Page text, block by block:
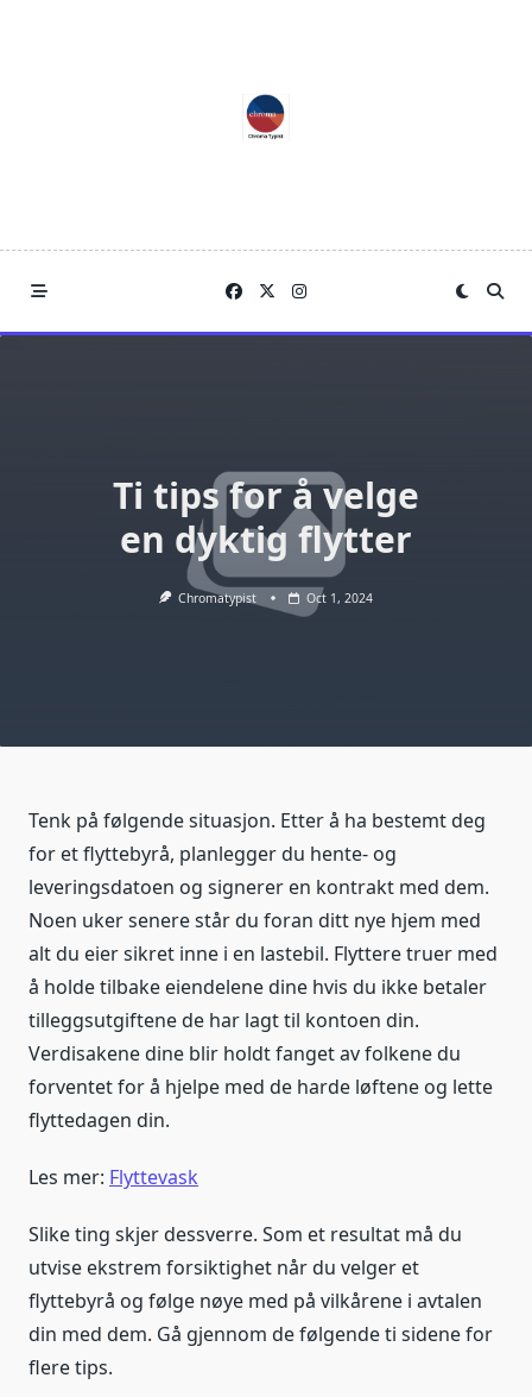
Ti tips for å velge
en dyktig flytter
Chromatypist Oct 1, 2024
Tenk på følgende situasjon. Etter å ha bestemt deg
for et flyttebyrå, planlegger du hente- og
leveringsdatoen og signerer en kontrakt med dem.
Noen uker senere står du foran ditt nye hjem med
alt du eier sikret inne i en lastebil. Flyttere truer med
å holde tilbake eiendelene dine hvis du ikke betaler
tilleggsutgiftene de har lagt til kontoen din.
Verdisakene dine blir holdt fanget av folkene du
forventet for å hjelpe med de harde løftene og lette
flyttedagen din.
Les mer: Flyttevask
Slike ting skjer dessverre. Som et resultat må du
utvise ekstrem forsiktighet når du velger et
flyttebyrå og følge nøye med på vilkårene i avtalen
din med dem. Gå gjennom de følgende ti sidene for
flere tips.